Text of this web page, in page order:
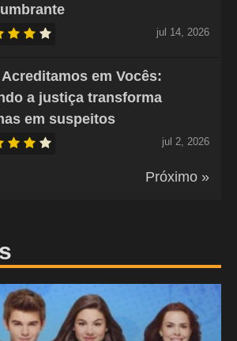
jul 14, 2026
em Vocês:
a justiça transforma
em suspeitos
jul 2, 2026
Próximo »